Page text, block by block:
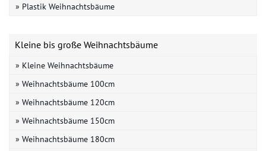
» Plastik Weihnachtsbäume
Kleine bis große Weihnachtsbäume
» Kleine Weihnachtsbäume
» Weihnachtsbäume 100cm
» Weihnachtsbäume 120cm
» Weihnachtsbäume 150cm
» Weihnachtsbäume 180cm